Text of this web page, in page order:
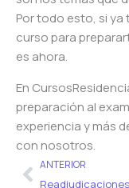
Por todo esto, si ya
curso para
es ahora.
En
preparación al
experiencia y más
con nosotros.
AntANTERIOR